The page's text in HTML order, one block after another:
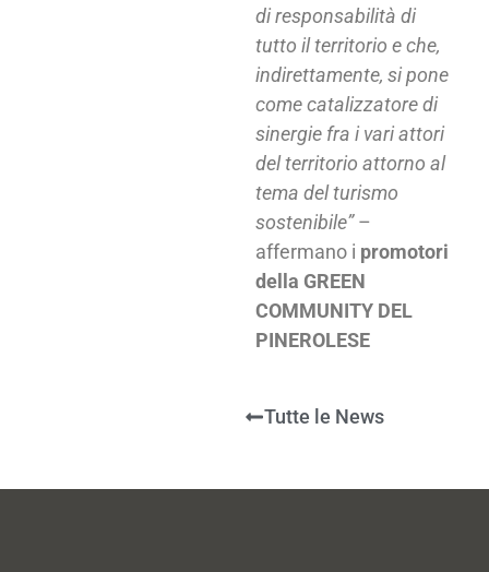
di responsabilità di
tutto il territorio e che,
indirettamente, si pone
come catalizzatore di
sinergie fra i vari attori
del territorio attorno al
tema del turismo
sostenibile”–
affermano i promotori
della GREEN
COMMUNITY DEL
PINEROLESE
Tutte le News